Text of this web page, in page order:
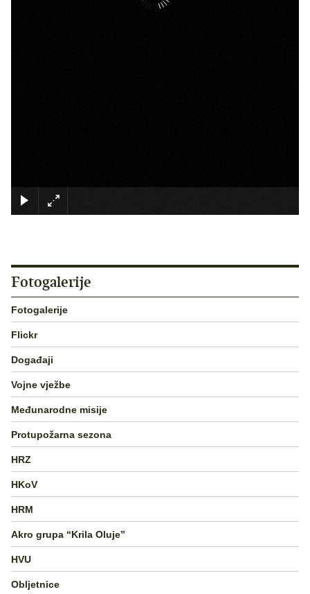
Fotogalerije
Fotogalerije
Flickr
Događaji
Vojne vježbe
Međunarodne misije
Protupožarna sezona
HRZ
HKoV
HRM
Akro grupa “Krila Oluje”
HVU
Obljetnice